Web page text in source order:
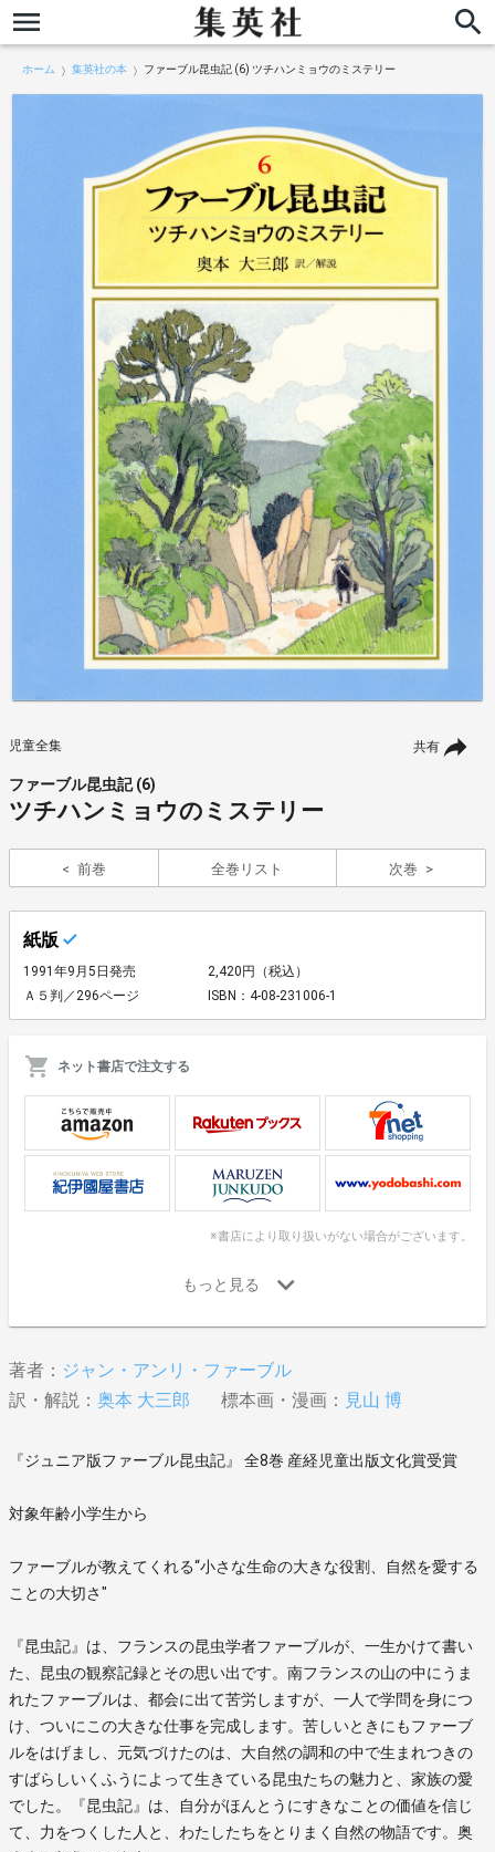
ホーム 集英社の本 ファーブル昆虫記 (6) ツチハンミョウのミステリー
共有
児童全集
ファーブル昆虫記 (6)
ツチハンミョウのミステリー
前巻 全巻リスト 次巻
紙版
1991年9月5日発売
2,420円（税込）
Ａ５判／296ページ
ISBN：4-08-231006-1
ネット書店で注文する
※書店により取り扱いがない場合がございます。
著者： ジャン・アンリ・ファーブル
訳・解説： 奥本 大三郎 標本画・漫画： 見山 博
『ジュニア版ファーブル昆虫記』 全8巻 産経児童出版文化賞受賞
対象年齢小学生から
ファーブルが教えてくれる“小さな生命の大きな役割、自然を愛する
ことの大切さ"
『昆虫記』は、フランスの昆虫学者ファーブルが、一生かけて書い
た、昆虫の観察記録とその思い出です。南フランスの山の中にうま
れたファーブルは、都会に出て苦労しますが、一人で学問を身につ
け、ついにこの大きな仕事を完成します。苦しいときにもファーブ
ルをはげまし、元気づけたのは、大自然の調和の中で生まれつきの
すばらしいくふうによって生きている昆虫たちの魅力と、家族の愛
でした。『昆虫記』は、自分がほんとうにすきなことの価値を信じ
て、力をつくした人と、わたしたちをとりまく自然の物語です。奥